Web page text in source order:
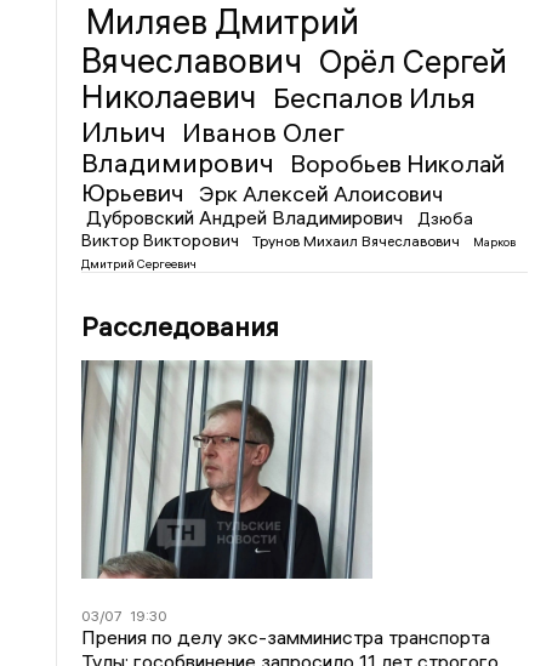
Миляев Дмитрий
Вячеславович Орёл Сергей
Николаевич Беспалов Илья
Ильич
Иванов Олег
Владимирович
Воробьев Николай
Юрьевич
Эрк Алексей Алоисович
Дубровский Андрей Владимирович
Дзюба
Виктор Викторович
Трунов Михаил Вячеславович
Марков
Дмитрий Сергеевич
Расследования
03/07 19:30
Прения по делу экс-замминистра транспорта
Тулы: гособвинение запросило 11 лет строгого